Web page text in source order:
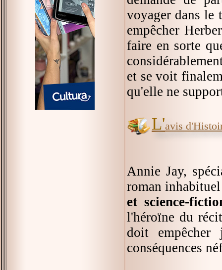
voyager dans le
empêcher
faire en sorte
et se voit
qu'elle ne
L'avis
Annie Jay,
roman
et science-
l'héroïne du
doit
conséquences